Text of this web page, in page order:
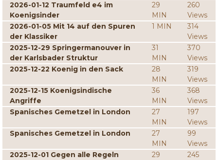
2026-01-12 Traumfeld e4 im
Koenigsinder
29
MIN
260
Views
2026-01-05 Mit 14 auf den Spuren
der Klassiker
1 MIN
314
Views
2025-12-29 Springermanouver in
der Karlsbader Struktur
31
MIN
370
Views
2025-12-22 Koenig in den Sack
28
MIN
319
Views
2025-12-15 Koenigsindische
Angriffe
36
MIN
368
Views
Spanisches Gemetzel in London
27
MIN
197
Views
Spanisches Gemetzel in London
27
MIN
99
Views
2025-12-01 Gegen alle Regeln
29
245